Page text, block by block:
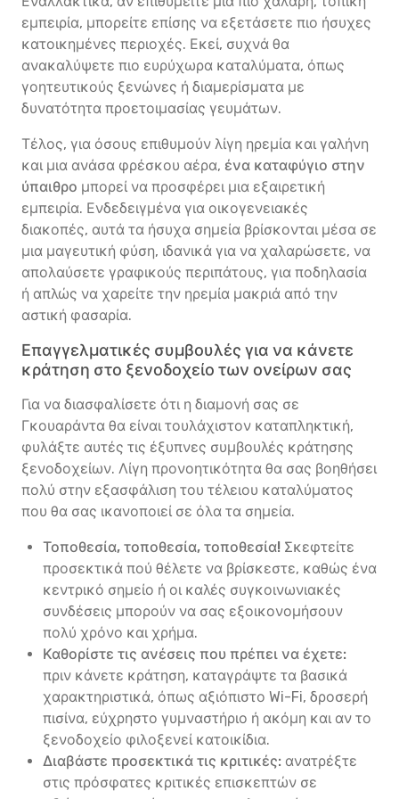
εμπειρία, μπορείτε επίσης να εξετάσετε πιο ήσυχες
κατοικημένες περιοχές. Εκεί, συχνά θα
ανακαλύψετε πιο ευρύχωρα καταλύματα, όπως
γοητευτικούς ξενώνες ή διαμερίσματα με
δυνατότητα προετοιμασίας γευμάτων.
Τέλος, για όσους επιθυμούν λίγη ηρεμία και γαλήνη
και μια ανάσα φρέσκου αέρα, ένα καταφύγιο στην
ύπαιθρο μπορεί να προσφέρει μια εξαιρετική
εμπειρία. Ενδεδειγμένα για οικογενειακές
διακοπές, αυτά τα ήσυχα σημεία βρίσκονται μέσα σε
μια μαγευτική φύση, ιδανικά για να χαλαρώσετε, να
απολαύσετε γραφικούς περιπάτους, για ποδηλασία
ή απλώς να χαρείτε την ηρεμία μακριά από την
αστική φασαρία.
Επαγγελματικές συμβουλές για να κάνετε
κράτηση στο ξενοδοχείο των ονείρων σας
Για να διασφαλίσετε ότι η διαμονή σας σε
Γκουαράντα θα είναι τουλάχιστον καταπληκτική,
φυλάξτε αυτές τις έξυπνες συμβουλές κράτησης
ξενοδοχείων. Λίγη προνοητικότητα θα σας βοηθήσει
πολύ στην εξασφάλιση του τέλειου καταλύματος
που θα σας ικανοποιεί σε όλα τα σημεία.
Τοποθεσία, τοποθεσία, τοποθεσία! Σκεφτείτε
προσεκτικά πού θέλετε να βρίσκεστε, καθώς ένα
κεντρικό σημείο ή οι καλές συγκοινωνιακές
συνδέσεις μπορούν να σας εξοικονομήσουν
πολύ χρόνο και χρήμα.
Καθορίστε τις ανέσεις που πρέπει να έχετε:
πριν κάνετε κράτηση, καταγράψτε τα βασικά
χαρακτηριστικά, όπως αξιόπιστο Wi-Fi, δροσερή
πισίνα, εύχρηστο γυμναστήριο ή ακόμη και αν το
ξενοδοχείο φιλοξενεί κατοικίδια.
Διαβάστε προσεκτικά τις κριτικές: ανατρέξτε
στις πρόσφατες κριτικές επισκεπτών σε